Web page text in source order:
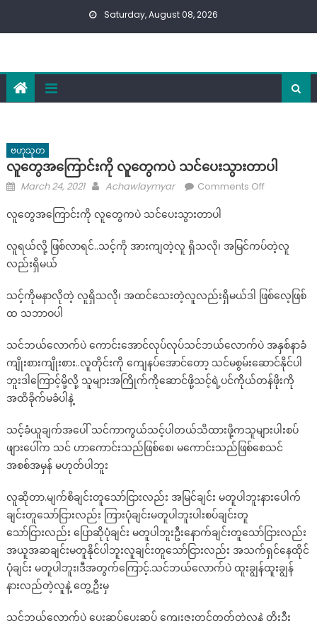
Saturday, August 08, 2026
ဗဟုသုတ
လူတွေအကြောင်းကို လူတွေကပဲ သင်ပေးသွားတာပါ
Posted
March 24, 2021 Author
Achawlaymyar Comments Offon
ကို
ကပဲ
တာ
ပါ
လူတွေအကြောင်းကို လူတွေကပဲ သင်ပေးသွားတာပါ
လူရယ်လို့ ဖြစ်လာရင်..သင့်ကို အားကျတဲ့လူ ရှိသလို၊ အမြင်ကပ်တဲ့လူ
လည်းရှိမယ်
သင့်ကိုမနာလိုတဲ့ လူရှိသလို၊ အထင်သေးတဲ့လူလည်းရှိမယ်ဒါ ဖြစ်လေ့ဖြစ်
ထ သဘာဝပါ
သင်ဘယ်လောက်ပဲ ကောင်းအောင်လုပ်လုပ်သင်ဘယ်လောက်ပဲ အနှစ်နာခံ
ကျိုးစားကျိုးစား..လူတိုင်းကို ကျေနပ်အောင်တော့ သင်မစွမ်းဆောင်နိုင်ပါ
ဘူးဒါကြောင့်မို့လို့ သူများအကြိုက်ကိုဆောင်ဖို့သင့်ရဲ့ပင်ကိုယ်တန်ဖိုးကို
အထိခိုက်မခံပါနဲ့
သင့်ခံယူချက်အပေါ် သင်ကာကွယ်သင့်ပါတယ်သိထားဖို့ကသူများပါးစပ်
ဖျားပေါ်က သင် ဟာကောင်းသည်ဖြစ်စေ၊ မကောင်းသည်ဖြစ်စေသင်
အစစ်အမှန် မဟုတ်ပါဘူး
လူဆိုတာ.မျက်စိချင်းတူသော်ငြားလည်း အမြင်ချင်း မတူပါဘူးနားပေါက်
ချင်းတူသော်ငြားလည်း ကြားပုံချင်းမတူပါဘူးပါးစပ်ချင်းတူ
သော်ငြားလည်း ပြောဆိုပုံချင်း မတူပါဘူးဦးနောက်ချင်းတူသော်ငြားလည်း
အယူအဆချင်းမတူနိုင်ပါဘူးလူချင်းတူသော်ငြားလည်း အသက်ရှင်နေထိုင်
ပုံချင်း မတူပါဘူး၊ဒီအတွက်ကြောင့်.သင်ဘယ်လောက်ပဲ ထူးချွန်ထူးချွန်
နားလည်တဲ့လူနဲ့ တွေ့ဦးမှ
သင်ဘယ်လောက်ပဲ ပေးဆပ်ပေးဆပ် ကျေးဇူးတင်တတ်တဲ့လူနဲ့ တိုးဦး